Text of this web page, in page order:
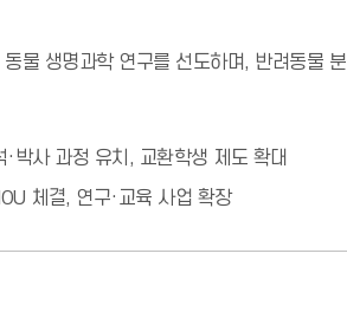
물 생명과학 연구를 선도하며, 반려동물
박사 과정 유치, 교환학생 제도 확대
체결, 연구·교육 사업 확장